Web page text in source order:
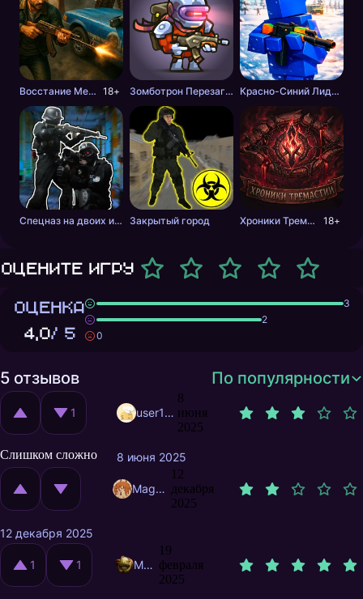
Восстание Мертвецов 18+ Зомботрон Перезагрузка Красно-Синий Лидер 2
Спецназ на двоих игроков Закрытый город Хроники Тремастии 18+
Оцените игру
ОЦЕНКА
4,0/ 5
3
2
0
5 отзывов По популярности
1 user10831068
8
июня
2025
Слишком сложно
8 июня 2025
MagnificentMrFox
12
декабря
2025
12 декабря 2025
1 1 MDAGD
19
февраля
2025